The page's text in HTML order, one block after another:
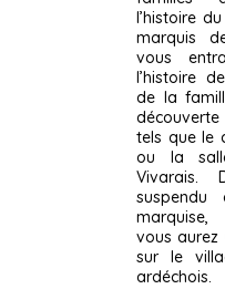
l’histoire
marquis
vous
l’histoire
de la
tels que le
ou la
Vivarais.
marquise,
vous aurez
sur le
ardéchois.